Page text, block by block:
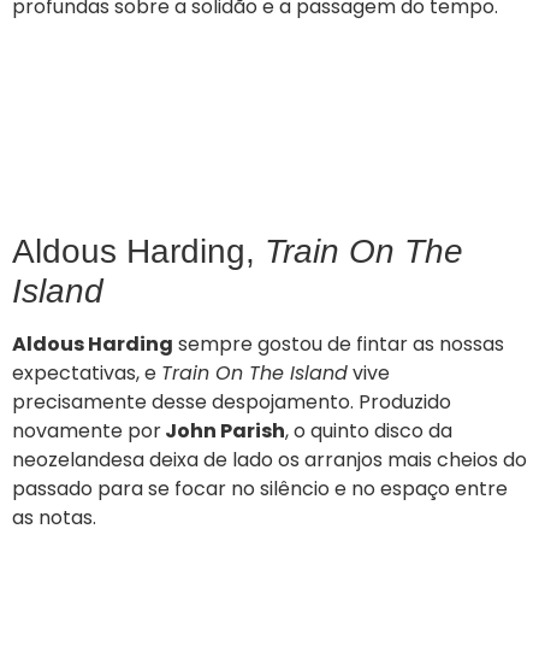
profundas sobre a solidão e a passagem do tempo.
Aldous Harding, Train On The
Island
Aldous Harding sempre gostou de fintar as nossas
expectativas, e Train On The Islandvive
precisamente desse despojamento. Produzido
novamente porJohn Parish, o quinto disco da
neozelandesa deixa de lado os arranjos mais cheios do
passado para se focar no silêncio e no espaço entre
as notas.